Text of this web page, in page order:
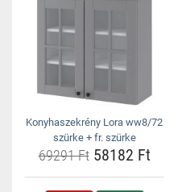
Konyhaszekrény Lora ww8/72
szürke + fr. szürke
69291 Ft58182 Ft